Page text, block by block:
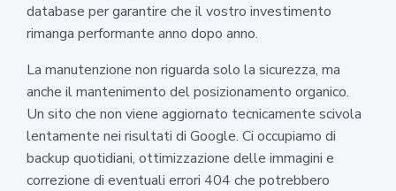
database per garantire che il vostro investimento
rimanga performante anno dopo anno.
La manutenzione non riguarda solo la sicurezza, ma
anche il mantenimento del posizionamento organico.
Un sito che non viene aggiornato tecnicamente scivola
lentamente nei risultati di Google. Ci occupiamo di
backup quotidiani, ottimizzazione delle immagini e
correzione di eventuali errori 404 che potrebbero